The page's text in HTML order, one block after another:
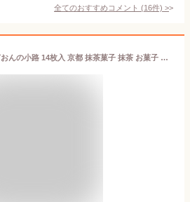
全てのおすすめコメント (16件) >
祇園辻利 抹茶菓子 ぎおんの小路 14枚入 京都 抹茶菓子 抹茶 お菓子 和スイーツ ギフト お土産